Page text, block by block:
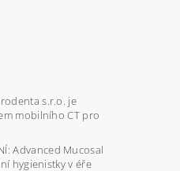
s.r.o. je
mobilního CT pro
Advanced Mucosal
hygienistky v éře